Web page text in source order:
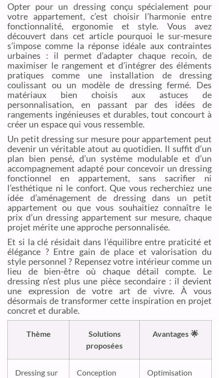
Opter pour un dressing conçu spécialement pour
votre appartement, c’est choisir l’harmonie entre
fonctionnalité, ergonomie et style. Vous avez
découvert dans cet article pourquoi le sur-mesure
s’impose comme la réponse idéale aux contraintes
urbaines : il permet d’adapter chaque recoin, de
maximiser le rangement et d’intégrer des éléments
pratiques comme une installation de dressing
coulissant ou un modèle de dressing fermé. Des
matériaux bien choisis aux astuces de
personnalisation, en passant par des idées de
rangements ingénieuses et durables, tout concourt à
créer un espace qui vous ressemble.
Un petit dressing sur mesure pour appartement peut
devenir un véritable atout au quotidien. Il suffit d’un
plan bien pensé, d’un système modulable et d’un
accompagnement adapté pour concevoir un dressing
fonctionnel en appartement, sans sacrifier ni
l’esthétique ni le confort. Que vous recherchiez une
idée d’aménagement de dressing dans un petit
appartement ou que vous souhaitiez connaître le
prix d’un dressing appartement sur mesure, chaque
projet mérite une approche personnalisée.
Et si la clé résidait dans l’équilibre entre praticité et
élégance ? Entre gain de place et valorisation du
style personnel ? Repensez votre intérieur comme un
lieu de bien-être où chaque détail compte. Le
dressing n’est plus une pièce secondaire : il devient
une expression de votre art de vivre. À vous
désormais de transformer cette inspiration en projet
concret et durable.
Thème
Solutions
proposées
Avantages 🌟
Dressing sur
Conception
Optimisation